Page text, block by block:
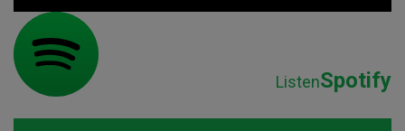
ListenSpotify